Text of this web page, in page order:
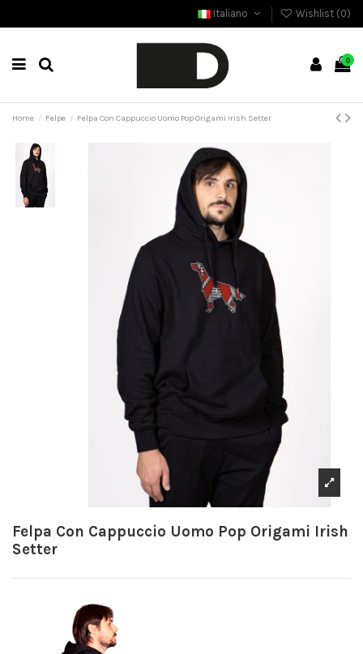
Italiano Wishlist (0)
0
Home Felpe Felpa Con Cappuccio Uomo Pop Origami Irish Setter
Felpa Con Cappuccio Uomo Pop Origami Irish
Setter